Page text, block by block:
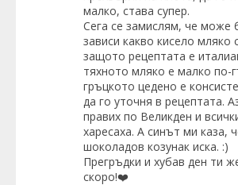
малко, става супер.
Сега се замислям, че може
зависи какво кисело мляко
защото рецептата е
тяхното мляко е малко по-
гръцкото цедено е
да го уточня в рецептата.
правих по Великден и
харесаха. А синът ми каза,
шоколадов козунак иска. :)
Прегръдки и хубав ден ти
скоро!❤️